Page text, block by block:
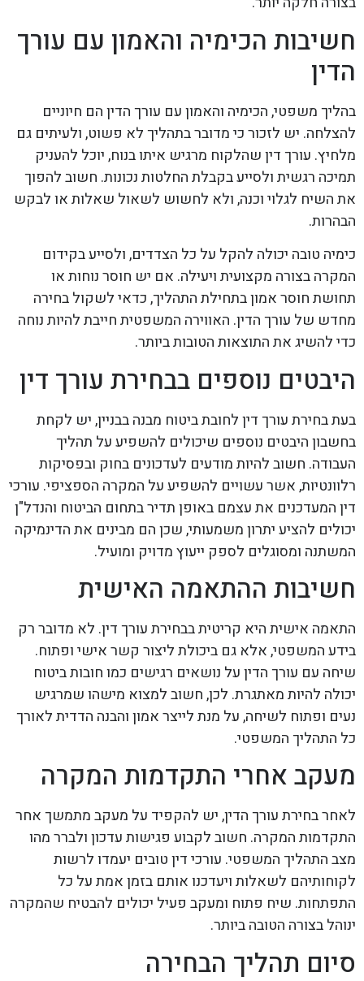
חשיבות הכימיה והאמון עם עורך
הדין
בהליך משפטי, הכימיה והאמון עם עורך הדין הם חיוניים
להצלחה. יש לזכור כי מדובר בתהליך לא פשוט, ולעיתים גם
מלחיץ. עורך דין שהלקוח מרגיש איתו בנוח, יוכל להעניק
תמיכה רגשית ולסייע בקבלת החלטות נכונות. חשוב להפוך
את השיח לגלוי וכנה, ולא לחשוש לשאול שאלות או לבקש
הבהרות.
כימיה טובה יכולה להקל על כל הצדדים, ולסייע בקידום
המקרה בצורה מקצועית ויעילה. אם יש חוסר נוחות או
תחושת חוסר אמון בתחילת התהליך, כדאי לשקול בחירה
מחדש של עורך הדין. האווירה המשפטית חייבת להיות נוחה
כדי להשיג את התוצאות הטובות ביותר.
היבטים נוספים בבחירת עורך דין
בעת בחירת עורך דין לחובת ביטוח מבנה בבניין, יש לקחת
בחשבון היבטים נוספים שיכולים להשפיע על תהליך
העבודה. חשוב להיות מודעים לעדכונים בחוק ובפסיקות
רלוונטיות, אשר עשויים להשפיע על המקרה הספציפי. עורכי
דין המעדכנים את עצמם באופן תדיר בתחום הביטוח והנדל"ן
יכולים להציע יתרון משמעותי, שכן הם מבינים את הדינמיקה
המשתנה ומסוגלים לספק ייעוץ מדויק ומועיל.
חשיבות ההתאמה האישית
התאמה אישית היא קריטית בבחירת עורך דין. לא מדובר רק
בידע המשפטי, אלא גם ביכולת ליצור קשר אישי ופתוח.
שיחה עם עורך הדין על נושאים רגישים כמו חובות ביטוח
יכולה להיות מאתגרת. לכן, חשוב למצוא מישהו שמרגיש
נעים ופתוח לשיחה, על מנת לייצר אמון והבנה הדדית לאורך
כל התהליך המשפטי.
מעקב אחרי התקדמות המקרה
לאחר בחירת עורך הדין, יש להקפיד על מעקב מתמשך אחר
התקדמות המקרה. חשוב לקבוע פגישות עדכון ולברר מהו
מצב התהליך המשפטי. עורכי דין טובים יעמדו לרשות
לקוחותיהם לשאלות ויעדכנו אותם בזמן אמת על כל
התפתחות. שיח פתוח ומעקב פעיל יכולים להבטיח שהמקרה
ינוהל בצורה הטובה ביותר.
סיום תהליך הבחירה